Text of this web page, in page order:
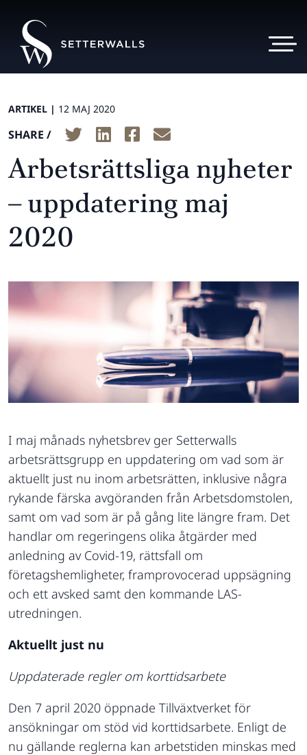
ARTIKEL | 12 MAJ 2020
SHARE /
Arbetsrättsliga nyheter
– uppdatering maj
2020
I maj månads nyhetsbrev ger Setterwalls
arbetsrättsgrupp en uppdatering om vad som är
aktuellt just nu inom arbetsrätten, inklusive några
rykande färska avgöranden från Arbetsdomstolen,
samt om vad som är på gång lite längre fram. Det
handlar om regeringens olika åtgärder med
anledning av Covid-19, rättsfall om
företagshemligheter, framprovocerad uppsägning
och ett avsked samt den kommande LAS-
utredningen.
Aktuellt just nu
Uppdaterade regler om korttidsarbete
Den 7 april 2020 öppnade Tillväxtverket för
ansökningar om stöd vid korttidsarbete. Enligt de
nu gällande reglerna kan arbetstiden minskas med